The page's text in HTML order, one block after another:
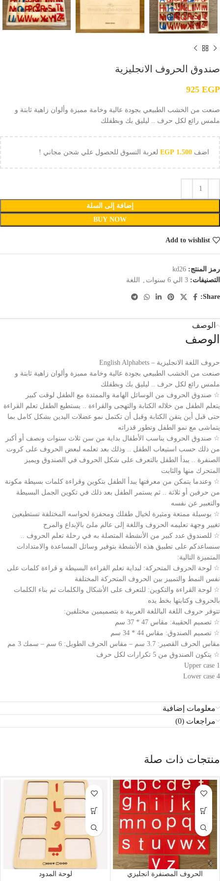
صندوق الحروف الانجليزية
925 EGP
صنعت من الخشب الطبيعي بجودة عالية وخامة مميزة وألوان زاهية ثابتة و
ملمس رائع لكل حرف .. ليليق بك وبطفلك
اضف 1.500
EGP لعربة التسوق للحصول علي شحن مجاني !
إضافة إلى السلة
BUY NOW
Add to wishlist
رمز المنتج: kd26
التصنيفات: 3 الي 6 سنوات , اللغة
Share:
الوصف
الوصف
حروف اللغة الانجليزية – English Alphabets
صنعت من الخشب الطبيعي بجودة عالية وخامة مميزة وألوان زاهية ثابتة و
ملمس رائع لكل حرف .. ليليق بك وبطفلك
☆ صندوق الحروف من الوسائل الهامة والممتدة مع الطفل لوقت كبير
يتعلم الطفل من خلاله الكتابة والتهجى والقراءة .. يستطيع الطفل تعلم القراءة
حتى قبل أين يتقن الكتابة وقبل أن تكتمل نمو عضلات اليدين بشكل كامل بما
يتماشى مع نمو الطفل وتطور قدراته
☆ صندوق الحروف يناسب الأطفال بداية من سن ثلاث سنوات ونصف أو أكبر
من ذلك حسب استيعاب الطفل .. وذلك بعد تعلمه لبعض الحروف على كروت
الصنفرة .. يبدأ الطفل بالتعرف على شكل الحروف في الصندوق ويميز
المتحرك منها والثابت
☆ وعندما يتمكن من معرفتها يبدأ الطفل بتكوين وقراءة كلمات بسيطة مكونة
من حرفين أو ثلاثة .. ثم يستمر الطفل بعد ذلك في تكوين الجمل البسيطة
والتعبير عن نفسه
☆ بوسيلة ممتعة ومثيرة لخيال طفلك ومحفزة لحواسه المختلفة تستطيعين
تغيير وجهة تعليمه الحروف واللغة إلى عالم ملئ بالإبداع والمرح
☆ للصندوق عدد كبير من الأنشطة المتصلة به في رحلة تعلم الحروف ..
سنساعدكم على تطبيق هذه الأنشطة بتوفير وسائل المساعدة والامتدادات
المتميزة التالية:
☆ لوحة الحروف المتحركة: لبداية تعلم القراءة البسيطة و قراءة كلمات على
نفس النمط والتمييز بين الحروف المتحركة المختلفة
☆ لوحة القراءة والتكوين: للتعرف على الأشكال والكلمات ثم بناء الكلمات
بالحروف وكتابتها بخط يده
تتوفر حروف اللغة الباللغة العربية ة بتصميمين مختلفين:
☆ تصميم الحقيبة: مقاس 47 * 37 سم
☆ تصميم الصندوق: مقاس 44 * 34 سم
مقاس الحرف القصير: 3.7 سم – مقاس الحرف الطويل: 6 سم – سمك 3 مم
☆ يتكون الصندوق من 5 تكرارات لكل حرف
1 Upper case
4 Lower case
معلومات إضافية
مراجعات (0)
منتجات ذات صلة
الحروف المصنفرة انجليزي لوحة المدود